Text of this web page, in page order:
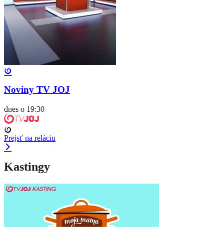
Noviny TV JOJ
dnes o 19:30
Prejsť na reláciu
Kastingy